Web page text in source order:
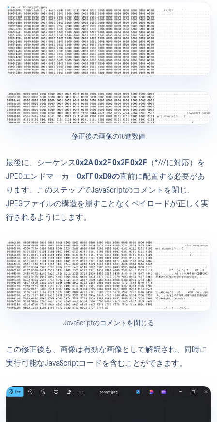
修正後の画像の16進数値
最後に、シーケンス0x2A 0x2F 0x2F 0x2F （*///に対応）を
JPEGエンドマーカー0xFF 0xD9の直前に配置する必要があ
ります。このステップでJavaScriptのコメントを閉じ、
JPEGファイルの構造を崩すことなくペイロードが正しく実
行されるようにします。
JavaScriptのコメントを閉じる
この修正後も、画像は有効な画像として解釈され、同時に
実行可能なJavaScriptコードを含むことができます。